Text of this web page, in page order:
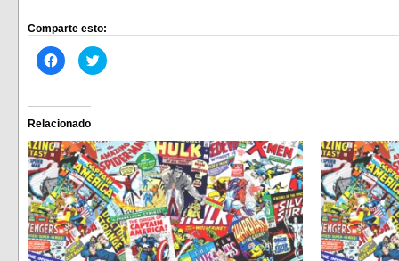
Comparte esto:
Haz
clic
Facebook
(Se
abre
en
una
ventana
nueva)
Haz
clic
en
una
ventana
nueva)
Relacionado